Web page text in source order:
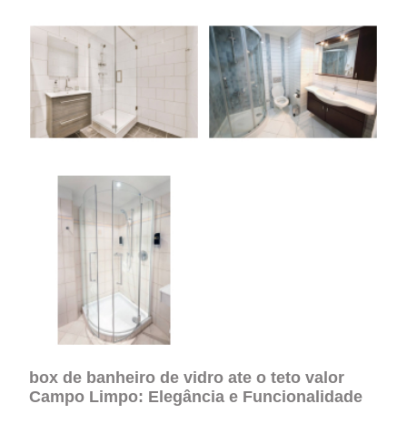
box de banheiro de vidro ate o teto valor
Campo Limpo: Elegância e Funcionalidade